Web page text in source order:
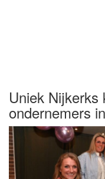
Uniek Nijkerks
ondernemers